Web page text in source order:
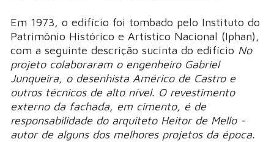
Em 1973, o edifício foi tombado pelo Instituto do
Patrimônio Histórico e Artístico Nacional (Iphan),
com a seguinte descrição sucinta do edifício No
projeto colaboraram o engenheiro Gabriel
Junqueira, o desenhista Américo de Castro e
outros técnicos de alto nível. O revestimento
externo da fachada, em cimento, é de
responsabilidade do arquiteto Heitor de Mello -
autor de alguns dos melhores projetos da época.